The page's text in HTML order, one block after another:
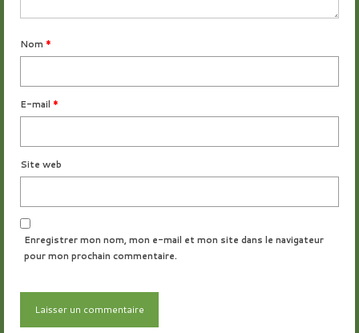
Nom *
E-mail *
Site web
Enregistrer mon nom, mon e-mail et mon site dans le navigateur
pour mon prochain commentaire.